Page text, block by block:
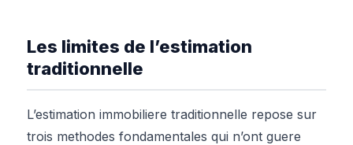
Les limites de l’estimation
traditionnelle
L’estimation immobiliere traditionnelle repose sur
trois methodes fondamentales qui n’ont guere